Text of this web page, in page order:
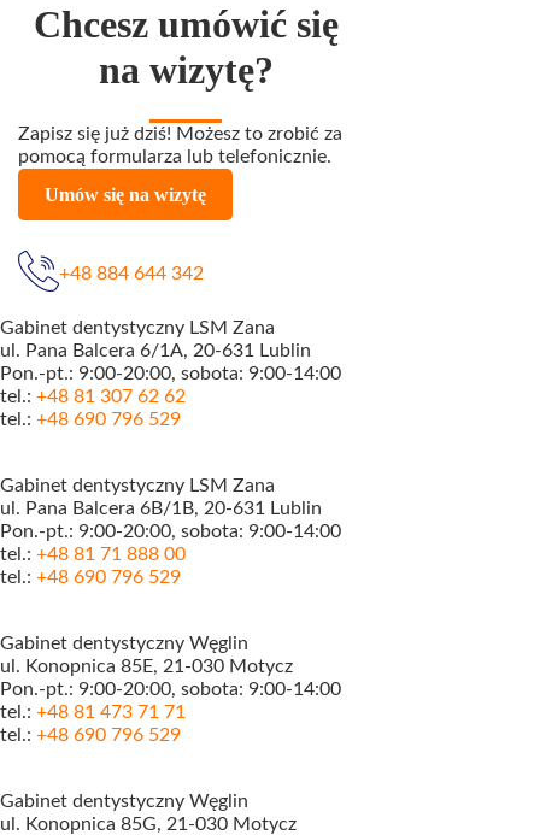
Chcesz umówić się
na wizytę?
Zapisz się już dziś! Możesz to zrobić za
pomocą formularza lub telefonicznie.
Umów się na wizytę
+48 884 644 342
Gabinet dentystyczny LSM Zana
ul. Pana Balcera 6/1A, 20-631 Lublin
Pon.-pt.: 9:00-20:00, sobota: 9:00-14:00
tel.: +48 81 307 62 62
tel.: +48 690 796 529
Gabinet dentystyczny LSM Zana
ul. Pana Balcera 6B/1B, 20-631 Lublin
Pon.-pt.: 9:00-20:00, sobota: 9:00-14:00
tel.: +48 81 71 888 00
tel.: +48 690 796 529
Gabinet dentystyczny Węglin
ul. Konopnica 85E, 21-030 Motycz
Pon.-pt.: 9:00-20:00, sobota: 9:00-14:00
tel.: +48 81 473 71 71
tel.: +48 690 796 529
Gabinet dentystyczny Węglin
ul. Konopnica 85G, 21-030 Motycz